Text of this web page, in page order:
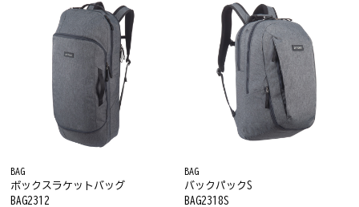
BAG
ボックスラケットバッグ
BAG2312
BAG
バックパックS
BAG2318S